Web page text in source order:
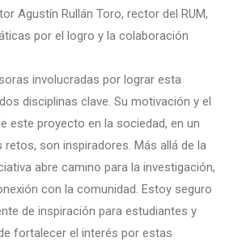
Agustín Rullán Toro, rector del RUM,
por el logro y la colaboración
involucradas por lograr esta
disciplinas clave. Su motivación y el
este proyecto en la sociedad, en un
son inspiradores. Más allá de la
abre camino para la investigación,
con la comunidad. Estoy seguro
de inspiración para estudiantes y
fortalecer el interés por estas